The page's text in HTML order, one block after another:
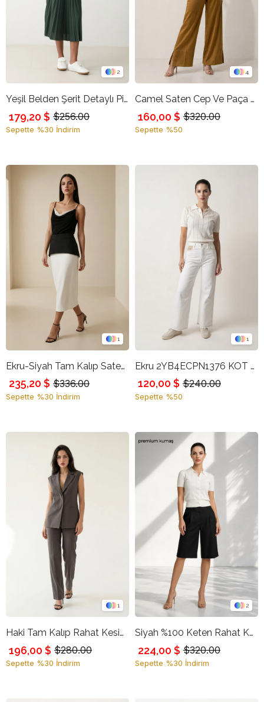
2
Yeşil Belden Şerit Detaylı Pileli Midi Boy Etek
$256.00
179,20 $
Sepette %30 İndirim
4
Camel Saten Cep Ve Paça Detaylı Rahat Kesim Pantolon
$320.00
160,00 $
Sepette %50
1
Ekru-Siyah Tam Kalıp Saten Detaylı Midi Boy Etek
$336.00
235,20 $
Sepette %30 İndirim
1
Ekru 2YB4ECPN1376 KOT PANTOLON
$240.00
120,00 $
Sepette %50
1
Haki Tam Kalıp Rahat Kesim Pantolon
$280.00
196,00 $
Sepette %30 İndirim
2
Siyah %100 Keten Rahat Kesim Pile Detaylı Kapri Şort
$320.00
224,00 $
Sepette %30 İndirim